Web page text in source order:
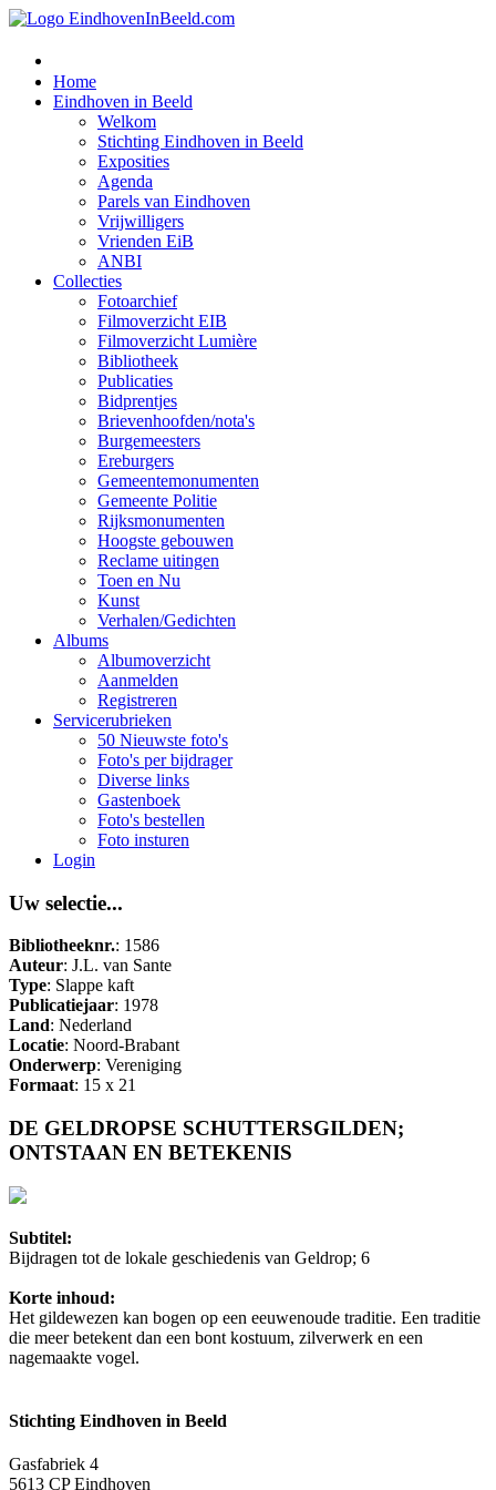
Home
Eindhoven in Beeld
Welkom
Stichting Eindhoven in Beeld
Exposities
Agenda
Parels van Eindhoven
Vrijwilligers
Vrienden EiB
ANBI
Collecties
Fotoarchief
Filmoverzicht EIB
Filmoverzicht Lumière
Bibliotheek
Publicaties
Bidprentjes
Brievenhoofden/nota's
Burgemeesters
Ereburgers
Gemeentemonumenten
Gemeente Politie
Rijksmonumenten
Hoogste gebouwen
Reclame uitingen
Toen en Nu
Kunst
Verhalen/Gedichten
Albums
Albumoverzicht
Aanmelden
Registreren
Servicerubrieken
50 Nieuwste foto's
Foto's per bijdrager
Diverse links
Gastenboek
Foto's bestellen
Foto insturen
Login
Uw selectie...
Bibliotheeknr.: 1586
Auteur: J.L. van Sante
Type: Slappe kaft
Publicatiejaar: 1978
Land: Nederland
Locatie: Noord-Brabant
Onderwerp: Vereniging
Formaat: 15 x 21
DE GELDROPSE SCHUTTERSGILDEN;
ONTSTAAN EN BETEKENIS
Subtitel:
Bijdragen tot de lokale geschiedenis van Geldrop; 6
Korte inhoud:
Het gildewezen kan bogen op een eeuwenoude traditie. Een traditie
die meer betekent dan een bont kostuum, zilverwerk en een
nagemaakte vogel.
Stichting Eindhoven in Beeld
Gasfabriek 4
5613 CP Eindhoven